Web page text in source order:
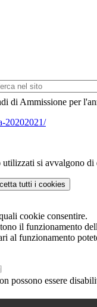
di Ammissione per
20202021/
si avvalgono
tutti i cookies
cookie consentire.
il funzionamento
al funzionamento
possono essere